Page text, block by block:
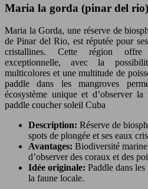
Maria la gorda (pinar del rio)
Maria la Gorda, une réserve de
de Pinar del Rio, est réputée pour
cristallines. Cette région
exceptionnelle, avec la
multicolores et une multitude de
paddle dans les mangroves
écosystème unique et d’observer
paddle coucher soleil Cuba
Description: Réserve de
spots de plongée et ses eaux
Avantages: Biodiversité
d’observer des coraux et des
Idée originale: Paddle dans
la faune locale.